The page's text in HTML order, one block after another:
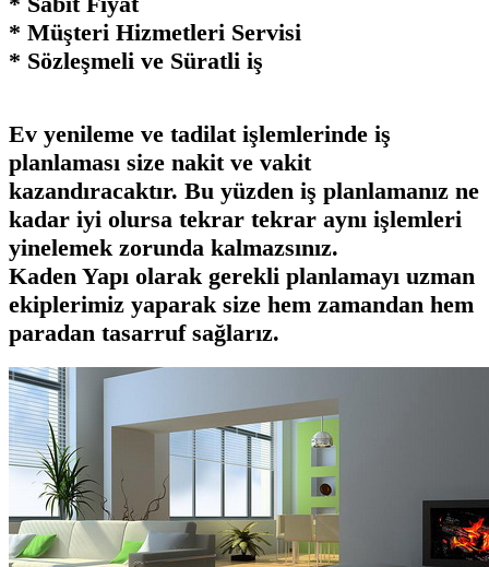
* Müşteri Hizmetleri Servisi
* Sözleşmeli ve Süratli iş
Ev yenileme ve tadilat işlemlerinde iş
planlaması size nakit ve vakit
kazandıracaktır. Bu yüzden iş planlamanız ne
kadar iyi olursa tekrar tekrar aynı işlemleri
yinelemek zorunda kalmazsınız.
Kaden Yapı olarak gerekli planlamayı uzman
ekiplerimiz yaparak size hem zamandan hem
paradan tasarruf sağlarız.